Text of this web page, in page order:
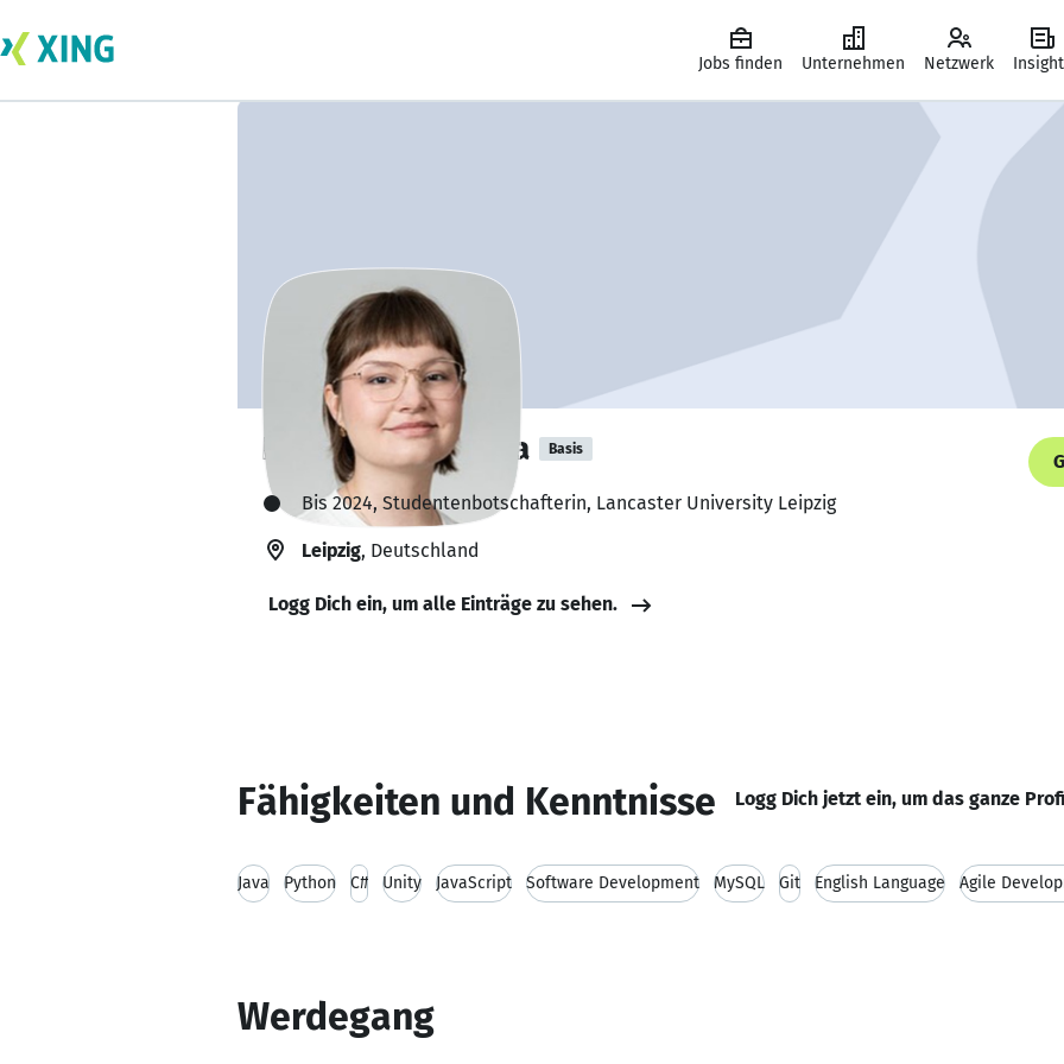
Jobs finden Unternehmen Netzwerk
Nelli Mugattarova Basis
Bis 2024, Studentenbotschafterin, Lancaster University Leipzig
Leipzig, Deutschland
Logg Dich ein, um alle Einträge zu sehen.
Fähigkeiten und Kenntnisse Logg Dich jetzt ein, um das ganze
Java Python C# Unity JavaScript Software Development MySQL Git English Language Agile
Werdegang